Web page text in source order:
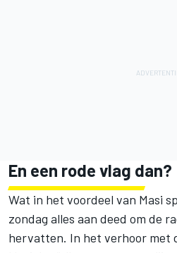
En een rode vlag dan?
Wat in het voordeel van Masi
zondag alles aan deed om de
hervatten. In het verhoor met